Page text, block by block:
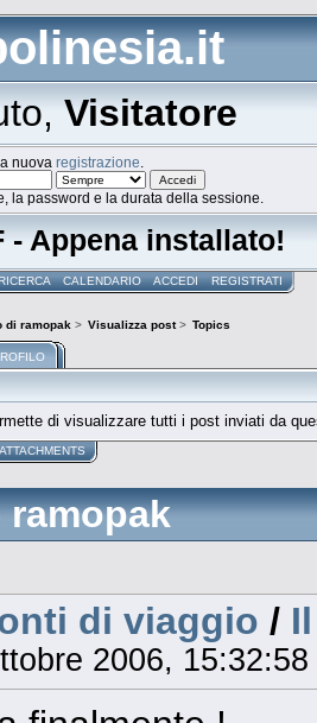
Visitatore
nuovaregistrazione
la password e la durata della sessione.
- Appena installato!
CALENDARIO ACCEDI REGISTRATI
di ramopak> Visualizza post> Topics
di visualizzare tutti i post inviati da
ramopak
di viaggio /
2006, 15:32:58